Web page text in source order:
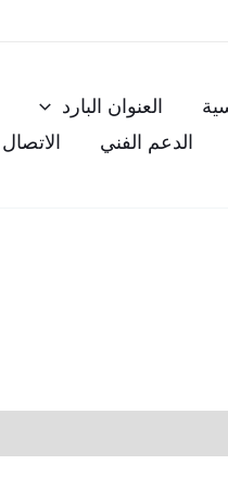
العنوان البارد
الدعم الفني الاتصال